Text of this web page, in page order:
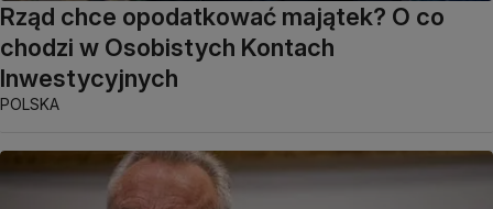
Rząd chce opodatkować majątek? O co
chodzi w Osobistych Kontach
Inwestycyjnych
POLSKA